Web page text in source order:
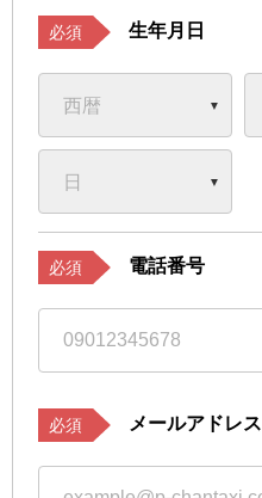
必須 生年月日
必須 電話番号
必須 メールアドレス